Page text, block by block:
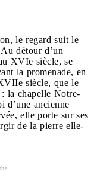
le regard suit le
détour d’un
XVIe siècle, se
la promenade, en
siècle, que le
la chapelle Notre-
d’une ancienne
elle porte sur ses
de la pierre elle-